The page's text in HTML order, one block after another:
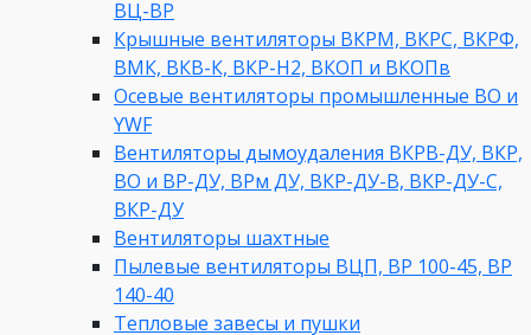
ВЦ-ВР
Крышные вентиляторы ВКРМ, ВКРС, ВКРФ,
ВМК, ВКВ-К, ВКР-Н2, ВКОП и ВКОПв
Осевые вентиляторы промышленные ВО и
YWF
Вентиляторы дымоудаления ВКРВ-ДУ, ВКР,
ВО и ВР-ДУ, ВРм ДУ, ВКР-ДУ-В, ВКР-ДУ-С,
ВКР-ДУ
Вентиляторы шахтные
Пылевые вентиляторы ВЦП, ВР 100-45, ВР
140-40
Тепловые завесы и пушки